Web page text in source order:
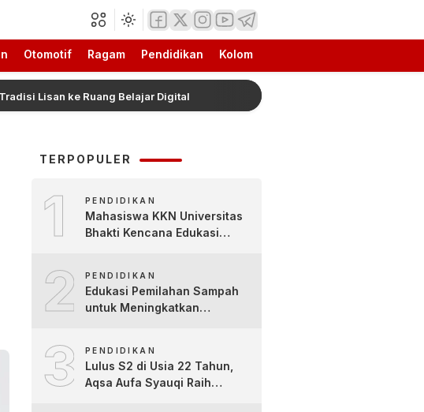
Otomotif Ragam Pendidikan Kolom
ke Ruang Belajar Digital Hadiah Piala Presiden 2026 Resmi
TERPOPULER
1 PENDIDIKAN
Mahasiswa KKN Universitas
Bhakti Kencana Edukasi
2 PENDIDIKAN
Edukasi Pemilahan Sampah
untuk Meningkatkan
Kartini
3 PENDIDIKAN
Lulus S2 di Usia 22 Tahun,
Aqsa Aufa Syauqi Raih